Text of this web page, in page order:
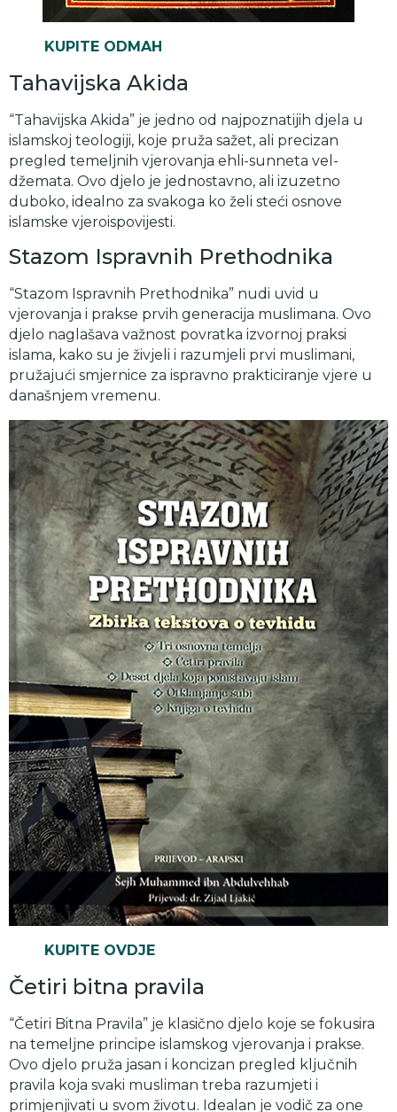
KUPITE ODMAH
Tahavijska Akida
“Tahavijska Akida” je jedno od najpoznatijih djela u
islamskoj teologiji, koje pruža sažet, ali precizan
pregled temeljnih vjerovanja ehli-sunneta vel-
džemata. Ovo djelo je jednostavno, ali izuzetno
duboko, idealno za svakoga ko želi steći osnove
islamske vjeroispovijesti.
Stazom Ispravnih Prethodnika
“Stazom Ispravnih Prethodnika” nudi uvid u
vjerovanja i prakse prvih generacija muslimana. Ovo
djelo naglašava važnost povratka izvornoj praksi
islama, kako su je živjeli i razumjeli prvi muslimani,
pružajući smjernice za ispravno prakticiranje vjere u
današnjem vremenu.
KUPITE OVDJE
Četiri bitna pravila
“Četiri Bitna Pravila” je klasično djelo koje se fokusira
na temeljne principe islamskog vjerovanja i prakse.
Ovo djelo pruža jasan i koncizan pregled ključnih
pravila koja svaki musliman treba razumjeti i
primjenjivati u svom životu. Idealan je vodič za one